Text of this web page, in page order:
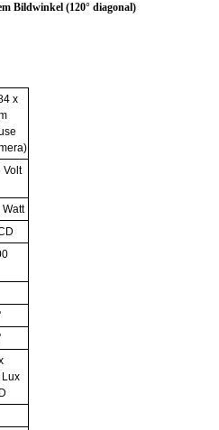
Bildwinkel (120° diagonal)
x
Volt
Watt